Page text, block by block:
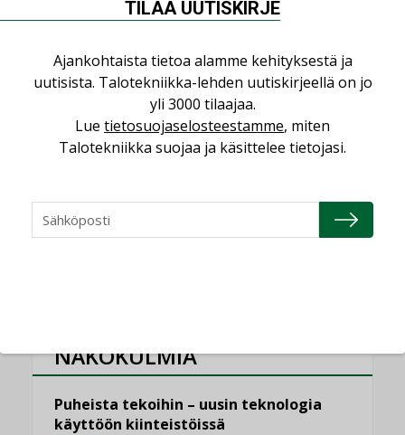
”Tulevat kilpailuedut syntyvät, kun
erilliset teknologiat tuodaan yhteen”
Puutteellinen eristys lisää lämpöhäviöitä
LEHDEN ARTIKKELIT
Kaivamattomat menetelmät
NÄKÖKULMIA
Puheista tekoihin – uusin teknologia
käyttöön kiinteistöissä
TILAA UUTISKIRJE
Ajankohtaista tietoa alamme kehityksestä ja
uutisista. Talotekniikka-lehden uutiskirjeellä on jo
yli 3000 tilaajaa.
Lue tietosuojaselosteestamme, miten
Talotekniikka suojaa ja käsittelee tietojasi.